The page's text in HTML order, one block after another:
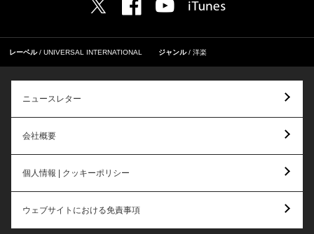
レーベル UNIVERSAL INTERNATIONAL ジャンル 洋楽
ニュースレター
会社概要
個人情報 | クッキーポリシー
ウェブサイトにおける免責事項